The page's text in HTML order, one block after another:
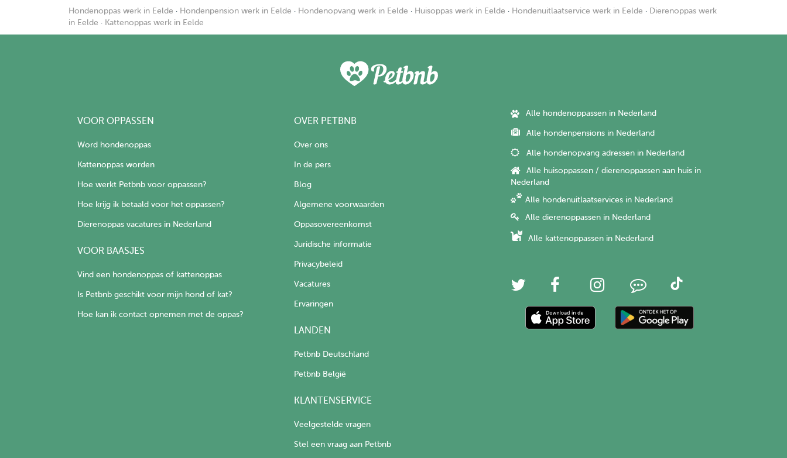
Hondenoppas werk in Eelde · Hondenpension werk in Eelde · Hondenopvang werk in Eelde · Huisoppas werk in Eelde · Hondenuitlaatservice werk in Eelde · Dierenoppas werk
in Eelde · Kattenoppas werk in Eelde
VOOR OPPASSEN
Word hondenoppas
Kattenoppas worden
Hoe werkt Petbnb voor oppassen?
Hoe krijg ik betaald voor het oppassen?
Dierenoppas vacatures in Nederland
VOOR BAASJES
Vind een hondenoppas of kattenoppas
Is Petbnb geschikt voor mijn hond of kat?
Hoe kan ik contact opnemen met de oppas?
OVER PETBNB
Over ons
In de pers
Blog
Algemene voorwaarden
Oppasovereenkomst
Juridische informatie
Privacybeleid
Vacatures
Ervaringen
LANDEN
Petbnb Deutschland
Petbnb België
KLANTENSERVICE
Veelgestelde vragen
Stel een vraag aan Petbnb
Alle hondenoppassen in Nederland
Alle hondenpensions in Nederland
Alle hondenopvang adressen in Nederland
Alle huisoppassen / dierenoppassen aan huis in
Nederland
Alle hondenuitlaatservices in Nederland
Alle dierenoppassen in Nederland
Alle kattenoppassen in Nederland